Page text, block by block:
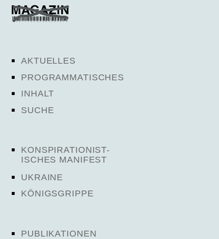
AKTUELLES
PROGRAMMATISCHES
INHALT
SUCHE
KONSPIRATIONIST-
ISCHES MANIFEST
UKRAINE
KÖNIGSGRIPPE
PUBLIKATIONEN